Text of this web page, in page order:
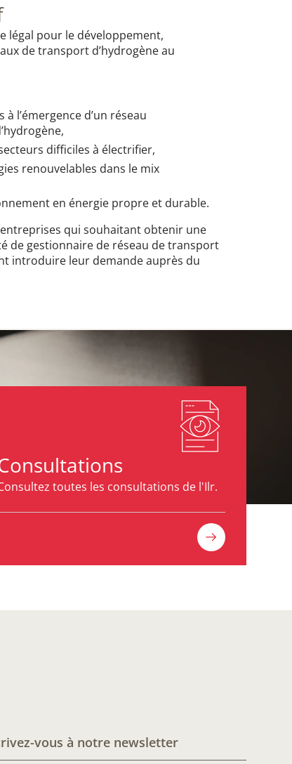
légal pour le développement,
de transport d’hydrogène au
l’émergence d’un réseau
difficiles à électrifier,
renouvelables dans le mix
en énergie propre et durable.
entreprises qui souhaitant obtenir une
de gestionnaire de réseau de transport
introduire leur demande auprès du
toutes les consultations de l'Ilr.
vous à notre newsletter